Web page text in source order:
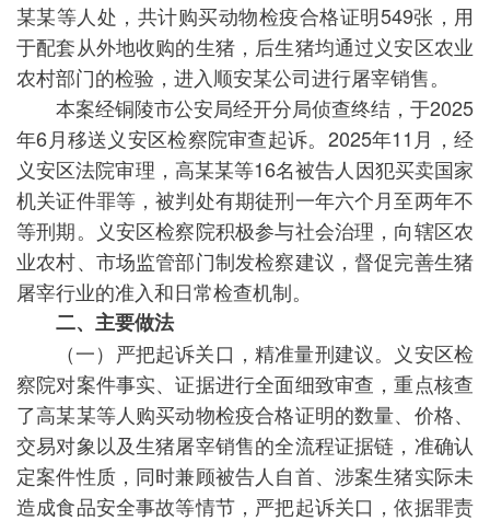
某某等人处，共计购买动物检疫合格证明549张，用
于配套从外地收购的生猪，后生猪均通过义安区农业
农村部门的检验，进入顺安某公司进行屠宰销售。
本案经铜陵市公安局经开分局侦查终结，于2025
年6月移送义安区检察院审查起诉。2025年11月，经
义安区法院审理，高某某等16名被告人因犯买卖国家
机关证件罪等，被判处有期徒刑一年六个月至两年不
等刑期。义安区检察院积极参与社会治理，向辖区农
业农村、市场监管部门制发检察建议，督促完善生猪
屠宰行业的准入和日常检查机制。
二、主要做法
（一）严把起诉关口，精准量刑建议。义安区检
察院对案件事实、证据进行全面细致审查，重点核查
了高某某等人购买动物检疫合格证明的数量、价格、
交易对象以及生猪屠宰销售的全流程证据链，准确认
定案件性质，同时兼顾被告人自首、涉案生猪实际未
造成食品安全事故等情节，严把起诉关口，依据罪责